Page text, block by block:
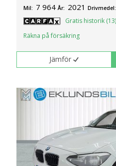
Mil: 7 964 År: 2021 Drivmedel:
Gratis historik (13)
Räkna på försäkring
Jämför